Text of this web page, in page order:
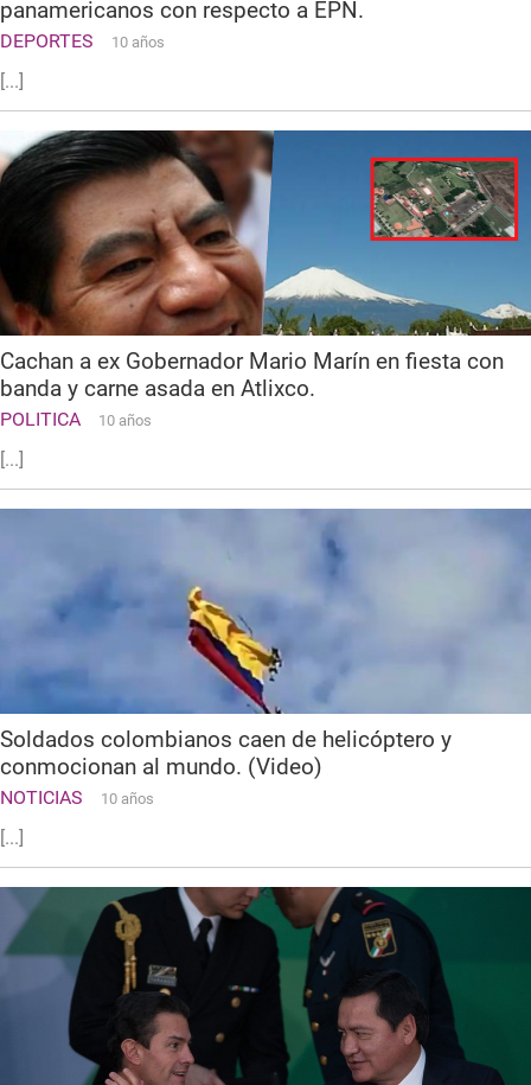
panamericanos con respecto a EPN.
DEPORTES 10 años
[...]
Cachan a ex Gobernador Mario Marín en fiesta con
banda y carne asada en Atlixco.
POLITICA 10 años
[...]
Soldados colombianos caen de helicóptero y
conmocionan al mundo. (Video)
NOTICIAS 10 años
[...]